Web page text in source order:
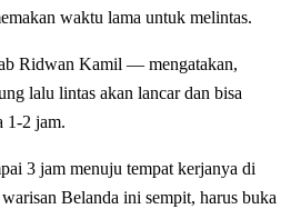
waktu lama untuk melintas.
Ridwan Kamil — mengatakan,
lalu lintas akan lancar dan bisa
1-2 jam.
3 jam menuju tempat kerjanya di
Belanda ini sempit, harus buka